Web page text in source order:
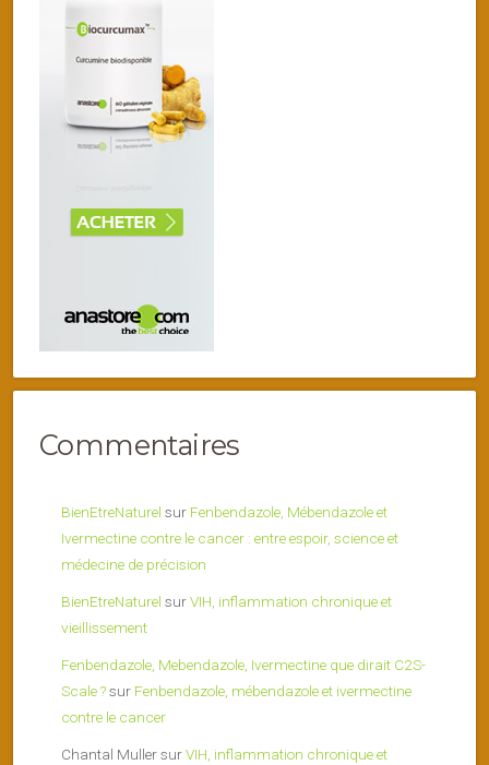
Commentaires
BienEtreNaturel sur Fenbendazole, Mébendazole et
Ivermectine contre le cancer : entre espoir, science et
médecine de précision
BienEtreNaturel surVIH, inflammation chronique et
vieillissement
Fenbendazole, Mebendazole, Ivermectine que dirait C2S-
Scale ?sur Fenbendazole, mébendazole et ivermectine
contre le cancer
Chantal MullersurVIH, inflammation chronique et